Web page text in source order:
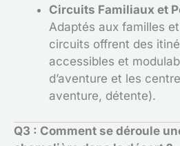
Circuits Familiaux et
Adaptés aux familles
circuits offrent des
accessibles et
d’aventure et les
aventure, détente).
Q3 : Comment se déroule